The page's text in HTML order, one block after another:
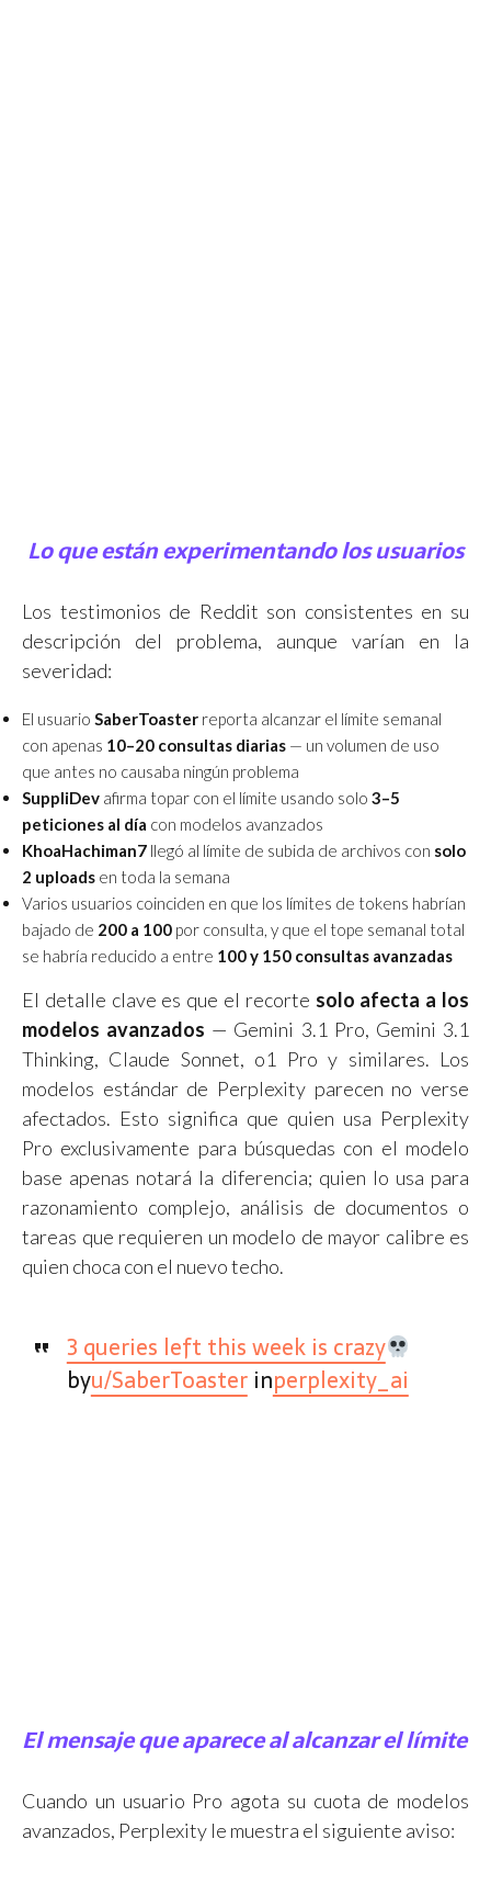
Lo que están experimentando los usuarios
Los testimonios de Reddit son consistentes en su
descripción del problema, aunque varían en la
severidad:
El usuario SaberToaster reporta alcanzar el límite semanal
con apenas 10–20 consultas diarias — un volumen de uso
que antes no causaba ningún problema
SuppliDev afirma topar con el límite usando solo 3–5
peticiones al día con modelos avanzados
KhoaHachiman7 llegó al límite de subida de archivos con solo
2 uploads en toda la semana
Varios usuarios coinciden en que los límites de tokens habrían
bajado de 200 a 100 por consulta, y que el tope semanal total
se habría reducido a entre 100 y 150 consultas avanzadas
El detalle clave es que el recorte solo afecta a los
modelos avanzados — Gemini 3.1 Pro, Gemini 3.1
Thinking, Claude Sonnet, o1 Pro y similares. Los
modelos estándar de Perplexity parecen no verse
afectados. Esto significa que quien usa Perplexity
Pro exclusivamente para búsquedas con el modelo
base apenas notará la diferencia; quien lo usa para
razonamiento complejo, análisis de documentos o
tareas que requieren un modelo de mayor calibre es
quien choca con el nuevo techo.
3 queries left this week is crazy
byu/SaberToasterinperplexity_ai
El mensaje que aparece al alcanzar el límite
Cuando un usuario Pro agota su cuota de modelos
avanzados, Perplexity le muestra el siguiente aviso: